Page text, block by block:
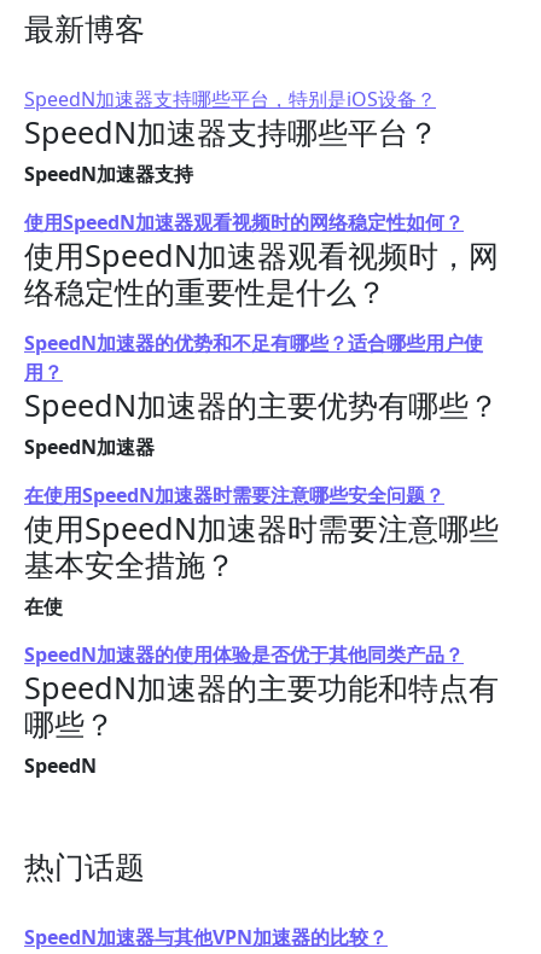
最新博客
SpeedN加速器支持哪些平台，特别是iOS设备？
SpeedN加速器支持哪些平台？
SpeedN加速器支持
使用SpeedN加速器观看视频时的网络稳定性如何？
使用SpeedN加速器观看视频时，网
络稳定性的重要性是什么？
SpeedN加速器的优势和不足有哪些？适合哪些用户使
用？
SpeedN加速器的主要优势有哪些？
SpeedN加速器
在使用SpeedN加速器时需要注意哪些安全问题？
使用SpeedN加速器时需要注意哪些
基本安全措施？
在使
SpeedN加速器的使用体验是否优于其他同类产品？
SpeedN加速器的主要功能和特点有
哪些？
SpeedN
热门话题
SpeedN加速器与其他VPN加速器的比较？